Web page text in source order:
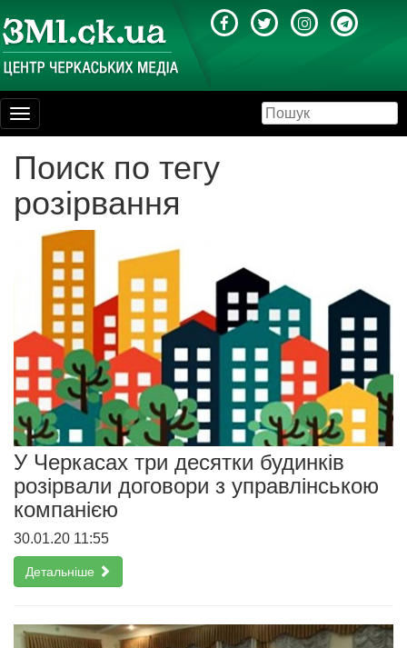
Toggle
navigation
Поиск по тегу
розірвання
У Черкасах три десятки будинків
розірвали договори з управлінською
компанією
30.01.20 11:55
Детальніше